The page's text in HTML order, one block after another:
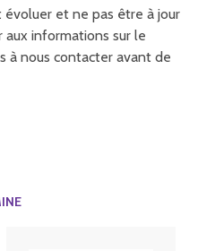
et ne pas être à jour
aux informations sur le
à nous contacter avant de